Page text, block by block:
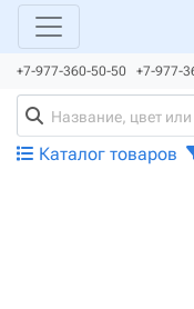
+7-977-360-50-50 +7-977-
Каталог товаров